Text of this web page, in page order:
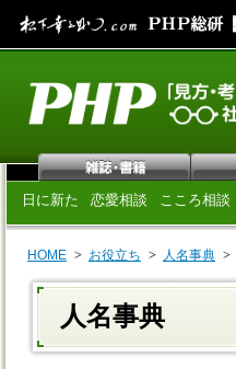
日に新た 恋愛相談 こころ相談
HOME お役立ち 人名事典
人名事典